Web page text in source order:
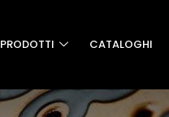
PRODOTTI CATALOGHI